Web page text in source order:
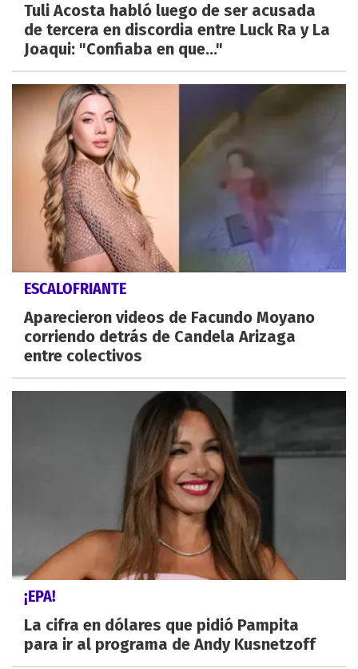
Tuli Acosta habló luego de ser acusada
de tercera en discordia entre Luck Ra y La
Joaqui: "Confiaba en que..."
ESCALOFRIANTE
Aparecieron videos de Facundo Moyano
corriendo detrás de Candela Arizaga
entre colectivos
¡EPA!
La cifra en dólares que pidió Pampita
para ir al programa de Andy Kusnetzoff